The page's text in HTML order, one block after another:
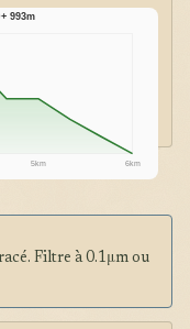
5km 6km
993m
Filtre à 0.1μm ou